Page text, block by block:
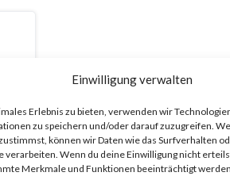
Einwilligung verwalten
Erlebnis zu bieten, verwenden wir
zu speichern und/oder darauf zuzugreifen.
können wir Daten wie das Surfverhalten
verarbeiten. Wenn du deine Einwilligung nicht
Merkmale und Funktionen beeinträchtigt